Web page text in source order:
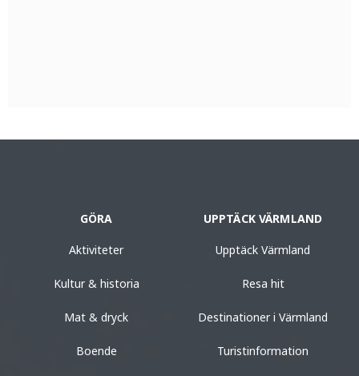
GÖRA
Aktiviteter
Kultur & historia
Mat & dryck
Boende
UPPTÄCK VÄRMLAND
Upptäck Värmland
Resa hit
Destinationer i Värmland
Turistinformation